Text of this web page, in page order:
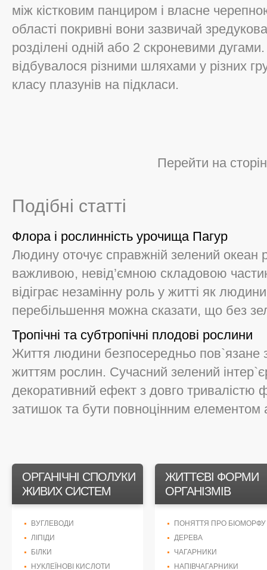
між кістковим панциром і власне
області покривні вони зазвичай
розділені одній або 2 скроневими
відбувалося різними шляхами у різних
класу плазунів на підкласи.
Перейти на
Подібні статті
Флора і рослинність урочища Пагур
Людину оточує справжній зелений океан
важливою, невід’ємною складовою
відіграє незамінну роль у житті як
перебільшення можна сказати, що без
Тропічні та субтропічні плодові рослини
Життя людини безпосередньо пов`язане
життям рослин. Сучасний зелений
декоративний ефект з довго тривалістю
затишок та бути повноцінним елементом
ОРГАНІЧНІ СПОЛУКИ
ЖИВИХ СИСТЕМ
ВУГЛЕВОДИ
ЛІПІДИ
БІЛКИ
НУКЛЕЇНОВІ КИСЛОТИ
ЖИТТЄВІ ФОРМИ
ОРГАНІЗМІВ
ПОНЯТТЯ ПРО БІОМОРФУ
ДЕРЕВА
ЧАГАРНИКИ
НАПІВЧАГАРНИКИ